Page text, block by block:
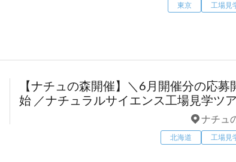
東京 工場見
【ナチュの森開催】＼6月開催分の応募
始 ／ナチュラルサイエンス工場見学ツ
ナチュ
北海道 工場見